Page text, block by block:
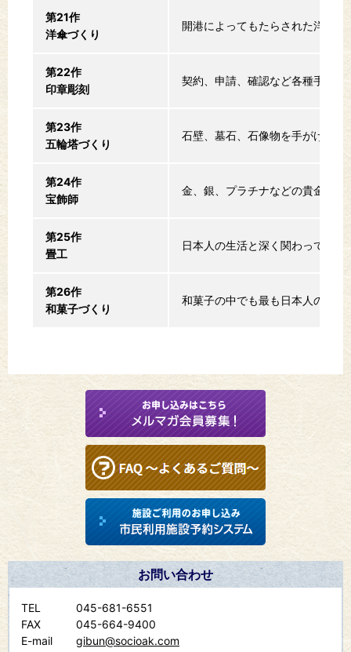
第21作
洋傘づくり
開港によってもたらされた洋傘
第22作
印章彫刻
契約、申請、確認など各種手続
第23作
五輪塔づくり
石壁、墓石、石像物を手がける
第24作
宝飾師
金、銀、プラチナなどの貴金属
第25作
畳工
日本人の生活と深く関わってき
第26作
和菓子づくり
和菓子の中でも最も日本人の美
お問い合わせ
TEL
045-681-6551
FAX
045-664-9400
E-mail
gibun@socioak.com